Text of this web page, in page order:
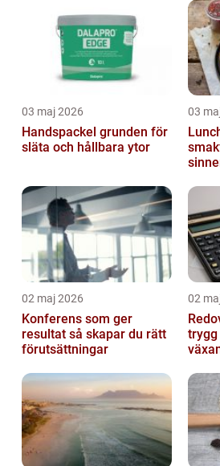
03 maj 2026
Handspackel grunden för
släta och hållbara ytor
03
02 maj 2026
Konferens som ger
resultat så skapar du rätt
förutsättningar
02